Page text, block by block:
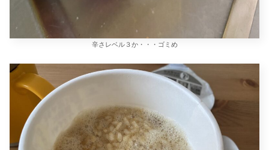
辛さレベル３か・・・ゴミめ